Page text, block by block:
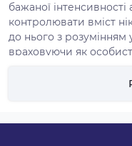
бажаної
контролювати вміст
до нього з розумінням
враховуючи як
Основні